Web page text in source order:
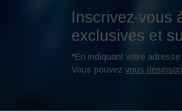
Inscrivez-vous
exclusives et
*En indiquant votre
Vous pouvez vous